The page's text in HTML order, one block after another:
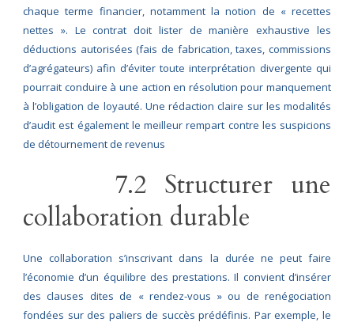
chaque terme financier, notamment la notion de « recettes
nettes ». Le contrat doit lister de manière exhaustive les
déductions autorisées (fais de fabrication, taxes, commissions
d’agrégateurs) afin d’éviter toute interprétation divergente qui
pourrait conduire à une action en résolution pour manquement
à l’obligation de loyauté. Une rédaction claire sur les modalités
d’audit est également le meilleur rempart contre les suspicions
de détournement de revenus
7.2 Structurer une
collaboration durable
Une collaboration s’inscrivant dans la durée ne peut faire
l’économie d’un équilibre des prestations. Il convient d’insérer
des clauses dites de « rendez-vous » ou de renégociation
fondées sur des paliers de succès prédéfinis. Par exemple, le